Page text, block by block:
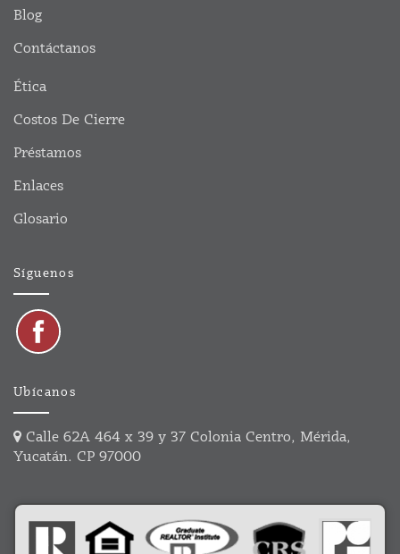
Blog
Contáctanos
Ética
Costos De Cierre
Préstamos
Enlaces
Glosario
Síguenos
Ubícanos
Calle 62A 464 x 39 y 37 Colonia Centro, Mérida,
Yucatán. CP 97000